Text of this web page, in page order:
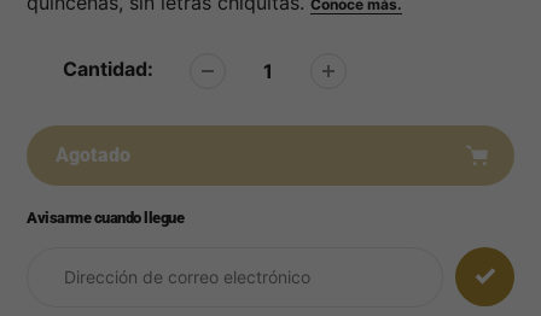
Cantidad:
Agotado
Agregar
Avisarme cuando llegue